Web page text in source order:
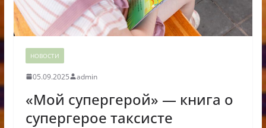
НОВОСТИ
05.09.2025 admin
«Мой супергерой» — книга о
супергерое таксисте